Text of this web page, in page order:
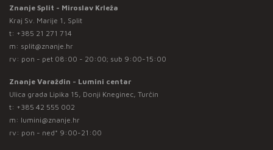
Znanje Split - Miroslav Krleža
Kraj Sv. Marije 1, Split
t: +385 21 271 714
m: split@znanje.hr
rv: pon - pet 08:00 - 20:00; sub 9:00-15:00
Znanje Varaždin - Lumini centar
Ulica grada Lipika 15, Donji Kneginec, Turčin
t: +385 42 555 002
m: lumini@znanje.hr
rv: pon - ned* 9:00-21:00